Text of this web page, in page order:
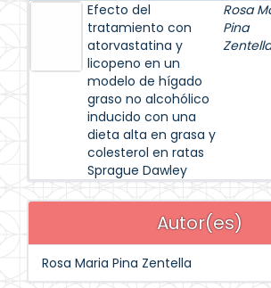
Efecto del
tratamiento con
atorvastatina y
licopeno en un
modelo de hígado
graso no alcohólico
inducido con una
dieta alta en grasa y
colesterol en ratas
Sprague Dawley
Rosa
Pina
Zentella
Autor(es)
Rosa Maria Pina Zentella